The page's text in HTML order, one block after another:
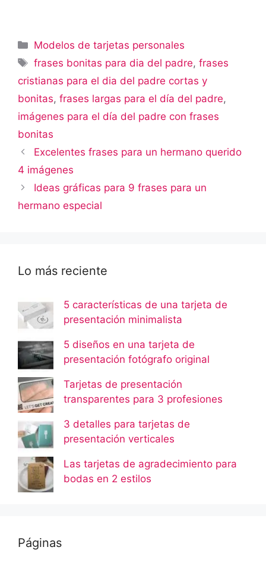
Categorías
Modelos de tarjetas personales
Etiquetas
frases bonitas para dia del padre,frases
cristianas para el dia del padre cortas y
bonitas, frases largas para el día del padre,
imágenes para el día del padre con frases
bonitas
Excelentes frases para un hermano querido
4 imágenes
Ideas gráficas para 9 frases para un
hermano especial
Lo más reciente
5 características de una tarjeta de
presentación minimalista
5 diseños en una tarjeta de
presentación fotógrafo original
Tarjetas de presentación
transparentes para 3 profesiones
3 detalles para tarjetas de
presentación verticales
Las tarjetas de agradecimiento para
bodas en 2 estilos
Páginas